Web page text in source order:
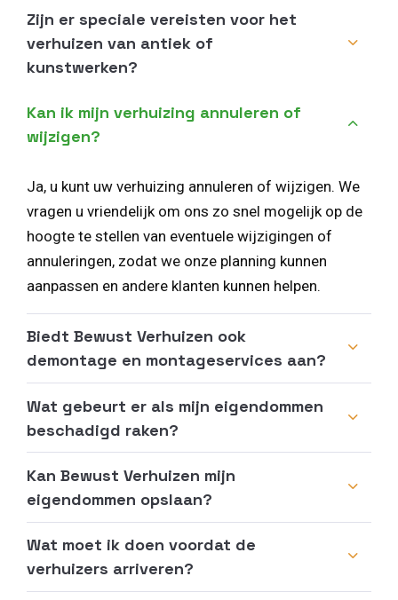
Zijn er speciale vereisten voor het
verhuizen van antiek of
kunstwerken?
Kan ik mijn verhuizing annuleren of
wijzigen?
Ja, u kunt uw verhuizing annuleren of wijzigen. We
vragen u vriendelijk om ons zo snel mogelijk op de
hoogte te stellen van eventuele wijzigingen of
annuleringen, zodat we onze planning kunnen
aanpassen en andere klanten kunnen helpen.
Biedt Bewust Verhuizen ook
demontage en montageservices aan?
Wat gebeurt er als mijn eigendommen
beschadigd raken?
Kan Bewust Verhuizen mijn
eigendommen opslaan?
Wat moet ik doen voordat de
verhuizers arriveren?